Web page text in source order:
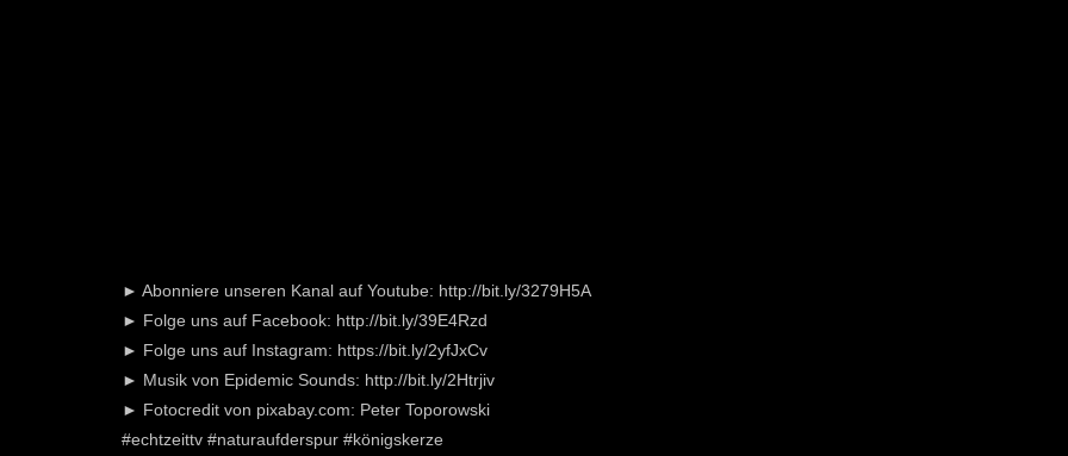
► Abonniere unseren Kanal auf Youtube: http://bit.ly/3279H5A
► Folge uns auf Facebook: http://bit.ly/39E4Rzd
► Folge uns auf Instagram: https://bit.ly/2yfJxCv
► Musik von Epidemic Sounds: http://bit.ly/2Htrjiv
► Fotocredit von pixabay.com: Peter Toporowski
#echtzeittv #naturaufderspur #königskerze